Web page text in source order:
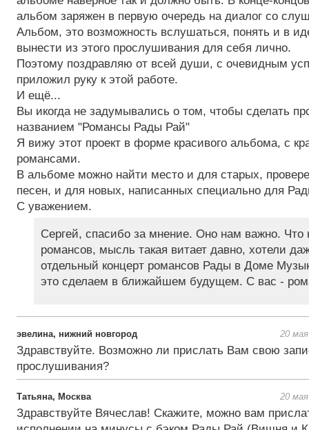
альбом заряжен в первую очередь на диалог со
Альбом, это возможность вслушаться, понять и в
вынести из этого прослушивания для себя лично.
Поэтому поздравляю от всей души, с очевидным
приложил руку к этой работе.
И ещё...
Вы икогда не задумывались о том, чтобы сделать
названием "Романсы Рады Рай"
Я вижу этот проект в форме красивого альбома, с
романсами.
В альбоме можно найти место и для старых,
песен, и для новых, написанных специально для
С уважением.
Сергей, спасибо за мнение. Оно нам важно. Что
романсов, мысль такая витает давно, хотели
отдельный концерт романсов Рады в Доме
это сделаем в ближайшем будущем. С вас -
эвелина, нижний новгород 20
Здравствуйте. Возможно ли прислать Вам свою
прослушивания?
Татьяна, Москва 20
Здравствуйте Вячеслав! Скажите, можно вам